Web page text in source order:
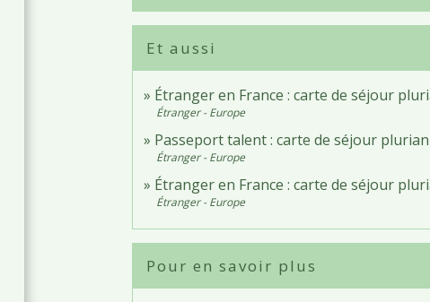
Et aussi
Étranger en France : carte de séjour
Étranger - Europe
Passeport talent : carte de séjour
Étranger - Europe
Étranger en France : carte de séjour
Étranger - Europe
Pour en savoir plus